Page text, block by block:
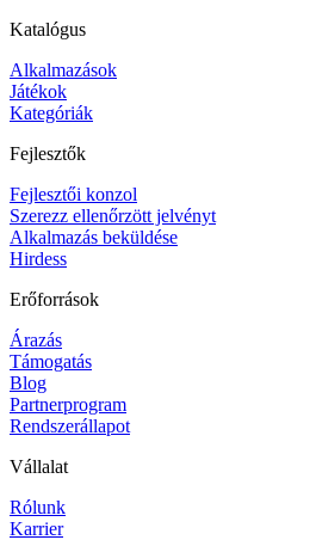
Katalógus
Alkalmazások
Játékok
Kategóriák
Fejlesztők
Fejlesztői konzol
Szerezz ellenőrzött jelvényt
Alkalmazás beküldése
Hirdess
Erőforrások
Árazás
Támogatás
Blog
Partnerprogram
Rendszerállapot
Vállalat
Rólunk
Karrier